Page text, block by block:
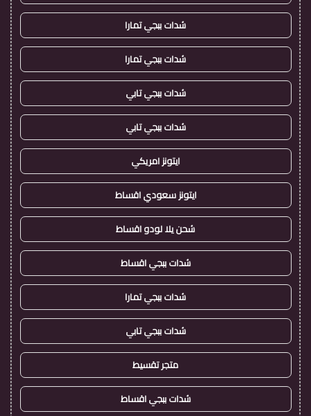
شدات ببجي تمارا
شدات ببجي تمارا
شدات ببجي تابي
شدات ببجي تابي
ايتونز امريكي
ايتونز سعودي اقساط
شحن يلا لودو اقساط
شدات ببجي اقساط
شدات ببجي تمارا
شدات ببجي تابي
متجر تقسيط
شدات ببجي اقساط